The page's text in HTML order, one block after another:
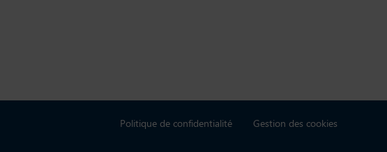
Politique de confidentialité Gestion des cookies